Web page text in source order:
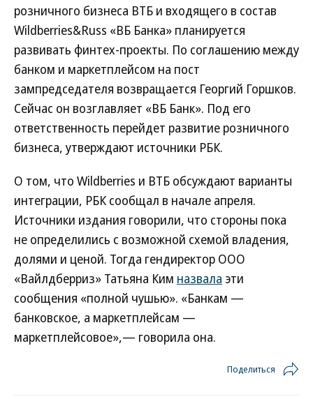
розничного бизнеса ВТБ и входящего в состав
Wildberries&Russ «ВБ Банка» планируется
развивать финтех-проекты. По соглашению между
банком и маркетплейсом на пост
зампредседателя возвращается Георгий Горшков.
Сейчас он возглавляет «ВБ Банк». Под его
ответственность перейдет развитие розничного
бизнеса, утверждают источники РБК.
О том, что Wildberries и ВТБ обсуждают варианты
интеграции, РБК сообщал в начале апреля.
Источники издания говорили, что стороны пока
не определились с возможной схемой владения,
долями и ценой. Тогда гендиректор ООО
«Вайлдберриз» Татьяна Ким назвала эти
сообщения «полной чушью». «Банкам —
банковское, а маркетплейсам —
маркетплейсовое»,— говорила она.
Поделиться